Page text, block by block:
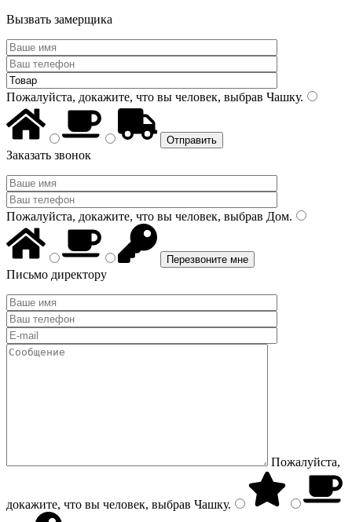
Вызвать замерщика
Пожалуйста, докажите, что вы человек, выбрав Чашку.
Заказать звонок
Пожалуйста, докажите, что вы человек, выбрав Дом.
Письмо директору
Пожалуйста,
докажите, что вы человек, выбрав Чашку.